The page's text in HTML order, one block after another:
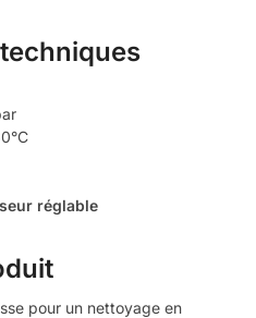
réglable
pour un nettoyage en